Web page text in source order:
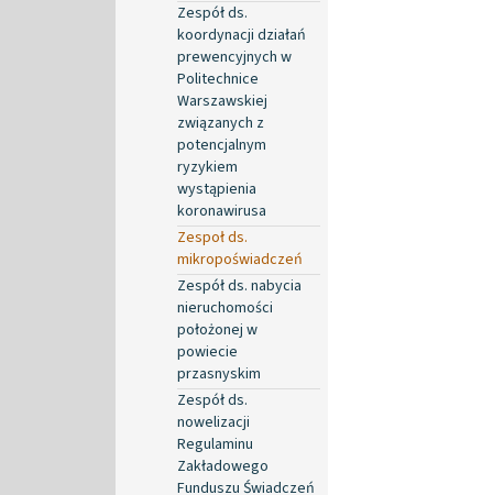
Zespół ds.
koordynacji działań
prewencyjnych w
Politechnice
Warszawskiej
związanych z
potencjalnym
ryzykiem
wystąpienia
koronawirusa
Zespoł ds.
mikropoświadczeń
Zespół ds. nabycia
nieruchomości
położonej w
powiecie
przasnyskim
Zespół ds.
nowelizacji
Regulaminu
Zakładowego
Funduszu Świadczeń